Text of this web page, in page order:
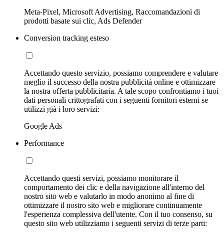
Meta-Pixel, Microsoft Advertising, Raccomandazioni di
prodotti basate sui clic, Ads Defender
Conversion tracking esteso
Accettando questo servizio, possiamo comprendere e valutare
meglio il successo della nostra pubblicità online e ottimizzare
la nostra offerta pubblicitaria. A tale scopo confrontiamo i tuoi
dati personali crittografati con i seguenti fornitori esterni se
utilizzi già i loro servizi:
Google Ads
Performance
Accettando questi servizi, possiamo monitorare il
comportamento dei clic e della navigazione all'interno del
nostro sito web e valutarlo in modo anonimo al fine di
ottimizzare il nostro sito web e migliorare continuamente
l'esperienza complessiva dell'utente. Con il tuo consenso, su
questo sito web utilizziamo i seguenti servizi di terze parti: